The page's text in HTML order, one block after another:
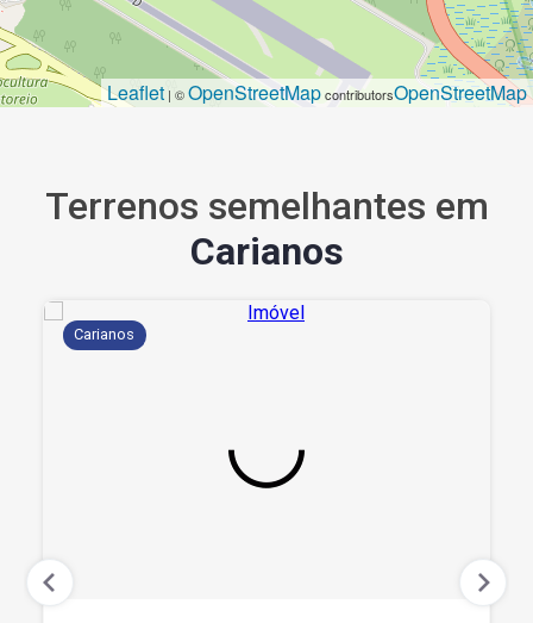
Leaflet | ©OpenStreetMapcontributorsOpenStreetMap
Terrenos semelhantes em
Carianos
Carianos